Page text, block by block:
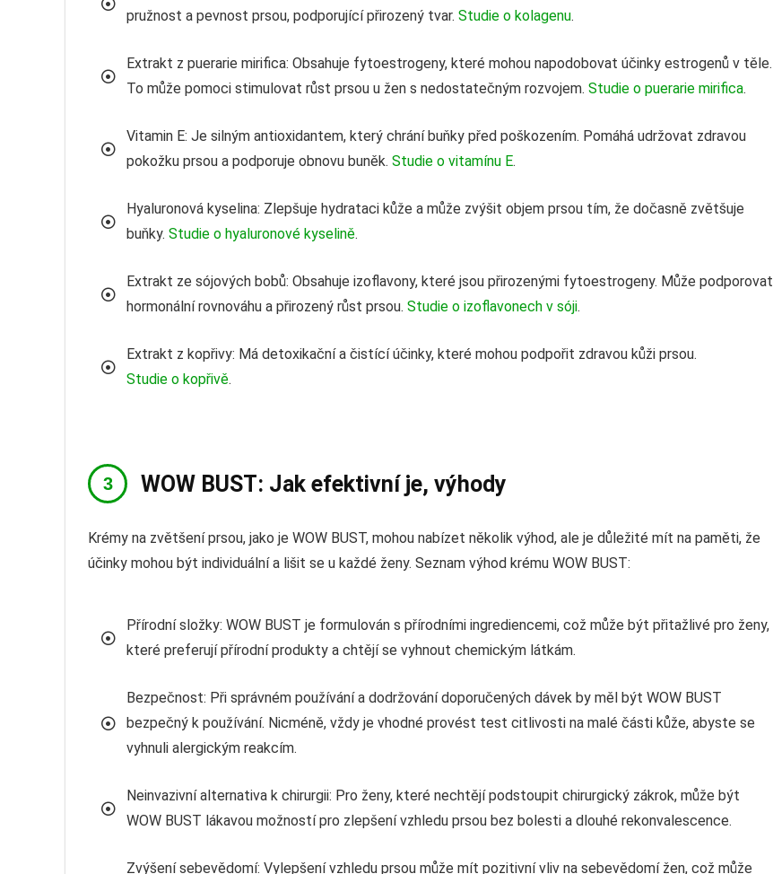
pružnost a pevnost prsou, podporující přirozený tvar. Studie o kolagenu.
Extrakt z puerarie mirifica: Obsahuje fytoestrogeny, které mohou napodobovat účinky estrogenů v těle.
To může pomoci stimulovat růst prsou u žen s nedostatečným rozvojem. Studie o puerarie mirifica.
Vitamin E: Je silným antioxidantem, který chrání buňky před poškozením. Pomáhá udržovat zdravou
pokožku prsou a podporuje obnovu buněk. Studie o vitamínu E.
Hyaluronová kyselina: Zlepšuje hydrataci kůže a může zvýšit objem prsou tím, že dočasně zvětšuje
buňky. Studie o hyaluronové kyselině.
Extrakt ze sójových bobů: Obsahuje izoflavony, které jsou přirozenými fytoestrogeny. Může podporovat
hormonální rovnováhu a přirozený růst prsou. Studie o izoflavonech v sóji.
Extrakt z kopřivy: Má detoxikační a čistící účinky, které mohou podpořit zdravou kůži prsou.
Studie o kopřivě.
WOW BUST: Jak efektivní je, výhody
Krémy na zvětšení prsou, jako je WOW BUST, mohou nabízet několik výhod, ale je důležité mít na paměti, že
účinky mohou být individuální a lišit se u každé ženy. Seznam výhod krému WOW BUST:
Přírodní složky: WOW BUST je formulován s přírodními ingrediencemi, což může být přitažlivé pro ženy,
které preferují přírodní produkty a chtějí se vyhnout chemickým látkám.
Bezpečnost: Při správném používání a dodržování doporučených dávek by měl být WOW BUST
bezpečný k používání. Nicméně, vždy je vhodné provést test citlivosti na malé části kůže, abyste se
vyhnuli alergickým reakcím.
Neinvazivní alternativa k chirurgii: Pro ženy, které nechtějí podstoupit chirurgický zákrok, může být
WOW BUST lákavou možností pro zlepšení vzhledu prsou bez bolesti a dlouhé rekonvalescence.
Zvýšení sebevědomí: Vylepšení vzhledu prsou může mít pozitivní vliv na sebevědomí žen, což může